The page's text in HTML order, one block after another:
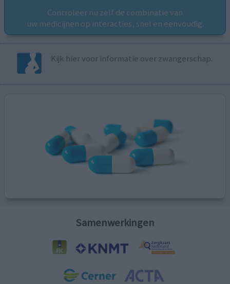
Controleer nu zelf de combinatie van
uw medicijnen op interacties, snel en eenvoudig.
Kijk hier voor informatie over zwangerschap.
Samenwerkingen